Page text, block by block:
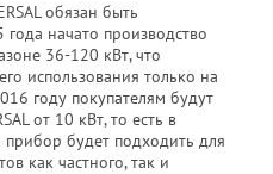
обязан быть
начато производство
36-120 кВт, что
использования только на
году покупателям будут
от 10 кВт, то есть в
будет подходить для
как частного, так и